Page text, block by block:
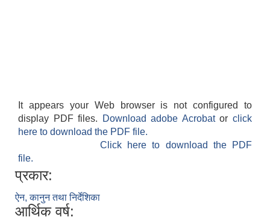
It appears your Web browser is not configured to
display PDF files.
Download adobe Acrobatorclick
here to download the PDF file.
Click here to download the PDF
file.
प्रकार:
ऐन, कानुन तथा निर्देशिका
आर्थिक वर्ष: